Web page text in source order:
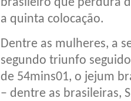
a quinta colocação.
Dentre as mulheres, a
segundo triunfo
de 54mins01, o jejum
– dentre as brasileiras,